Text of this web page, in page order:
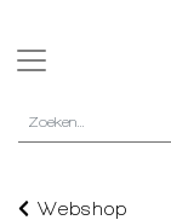
Webshop